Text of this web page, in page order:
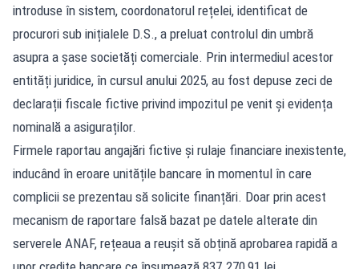
introduse în sistem, coordonatorul rețelei, identificat de
procurori sub inițialele D.S., a preluat controlul din umbră
asupra a șase societăți comerciale. Prin intermediul acestor
entități juridice, în cursul anului 2025, au fost depuse zeci de
declarații fiscale fictive privind impozitul pe venit și evidența
nominală a asiguraților.
Firmele raportau angajări fictive și rulaje financiare inexistente,
inducând în eroare unitățile bancare în momentul în care
complicii se prezentau să solicite finanțări. Doar prin acest
mecanism de raportare falsă bazat pe datele alterate din
serverele ANAF, rețeaua a reușit să obțină aprobarea rapidă a